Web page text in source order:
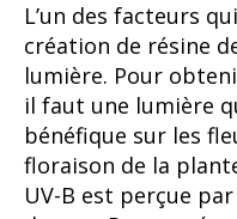
L’un des facteurs
création de résine
lumière. Pour
il faut une lumière
bénéfique sur les
floraison de la
UV-B est perçue